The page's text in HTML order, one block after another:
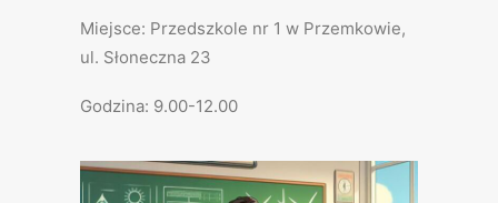
Miejsce: Przedszkole nr 1 w Przemkowie,
ul. Słoneczna 23
Godzina: 9.00-12.00